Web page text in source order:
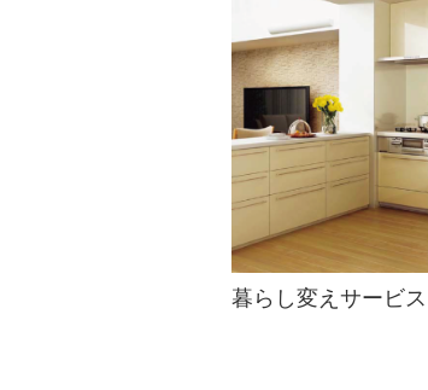
暮らし変えサービス